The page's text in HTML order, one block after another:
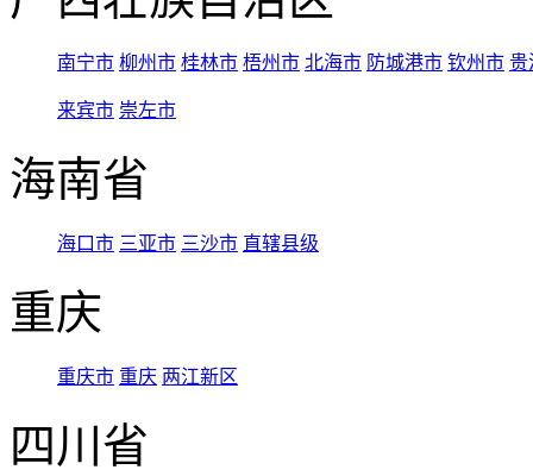
南宁市 柳州市 桂林市 梧州市 北海市 防城港市 钦州市 贵
来宾市 崇左市
海南省
海口市 三亚市 三沙市 直辖县级
重庆
重庆市 重庆 两江新区
四川省